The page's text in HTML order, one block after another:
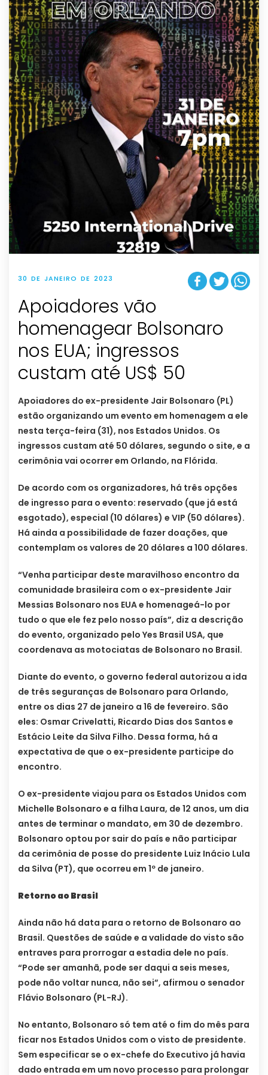
30 DE JANEIRO DE 2023
Apoiadores vão
homenagear Bolsonaro
nos EUA; ingressos
custam até US$ 50
Apoiadores do ex-presidente Jair Bolsonaro (PL)
estão organizando um evento em homenagem a ele
nesta terça-feira (31), nos Estados Unidos. Os
ingressos custam até 50 dólares, segundo o site, e a
cerimônia vai ocorrer em Orlando, na Flórida.
De acordo com os organizadores, há três opções
de ingresso para o evento: reservado (que já está
esgotado), especial (10 dólares) e VIP (50 dólares).
Há ainda a possibilidade de fazer doações, que
contemplam os valores de 20 dólares a 100 dólares.
“Venha participar deste maravilhoso encontro da
comunidade brasileira com o ex-presidente Jair
Messias Bolsonaro nos EUA e homenageá-lo por
tudo o que ele fez pelo nosso país”, diz a descrição
do evento, organizado pelo Yes Brasil USA, que
coordenava as motociatas de Bolsonaro no Brasil.
Diante do evento, o governo federal autorizou a ida
de três seguranças de Bolsonaro para Orlando,
entre os dias 27 de janeiro a 16 de fevereiro. São
eles: Osmar Crivelatti, Ricardo Dias dos Santos e
Estácio Leite da Silva Filho. Dessa forma, há a
expectativa de que o ex-presidente participe do
encontro.
O ex-presidente viajou para os Estados Unidos com
Michelle Bolsonaro e a filha Laura, de 12 anos, um dia
antes de terminar o mandato, em 30 de dezembro.
Bolsonaro optou por sair do país e não participar
da cerimônia de posse do presidente Luiz Inácio Lula
da Silva (PT), que ocorreu em 1º de janeiro.
Retorno ao Brasil
Ainda não há data para o retorno de Bolsonaro ao
Brasil. Questões de saúde e a validade do visto são
entraves para prorrogar a estadia dele no país.
“Pode ser amanhã, pode ser daqui a seis meses,
pode não voltar nunca, não sei”, afirmou o senador
Flávio Bolsonaro (PL-RJ).
No entanto, Bolsonaro só tem até o fim do mês para
ficar nos Estados Unidos com o visto de presidente.
Sem especificar se o ex-chefe do Executivo já havia
dado entrada em um novo processo para prolongar